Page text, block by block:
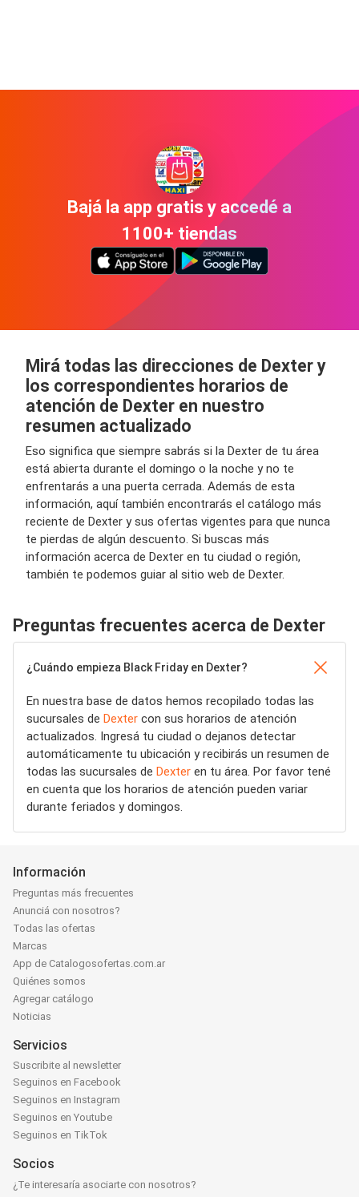
Bajá la app gratis y accedé a
1100+ tiendas
Mirá todas las direcciones de Dexter y
los correspondientes horarios de
atención de Dexter en nuestro
resumen actualizado
Eso significa que siempre sabrás si la Dexter de tu área
está abierta durante el domingo o la noche y no te
enfrentarás a una puerta cerrada. Además de esta
información, aquí también encontrarás el catálogo más
reciente de Dexter y sus ofertas vigentes para que nunca
te pierdas de algún descuento. Si buscas más
información acerca de Dexter en tu ciudad o región,
también te podemos guiar al sitio web de Dexter.
Preguntas frecuentes acerca de Dexter
¿Cuándo empieza Black Friday en Dexter?
En nuestra base de datos hemos recopilado todas las
sucursales de Dexter con sus horarios de atención
actualizados. Ingresá tu ciudad o dejanos detectar
automáticamente tu ubicación y recibirás un resumen de
todas las sucursales de Dexter en tu área. Por favor tené
en cuenta que los horarios de atención pueden variar
durante feriados y domingos.
Información
Preguntas más frecuentes
Anunciá con nosotros?
Todas las ofertas
Marcas
App de Catalogosofertas.com.ar
Quiénes somos
Agregar catálogo
Noticias
Servicios
Suscribite al newsletter
Seguinos en Facebook
Seguinos en Instagram
Seguinos en Youtube
Seguinos en TikTok
Socios
¿Te interesaría asociarte con nosotros?